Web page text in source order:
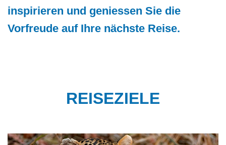
inspirieren und geniessen Sie die
Vorfreude auf Ihre nächste Reise.
REISEZIELE